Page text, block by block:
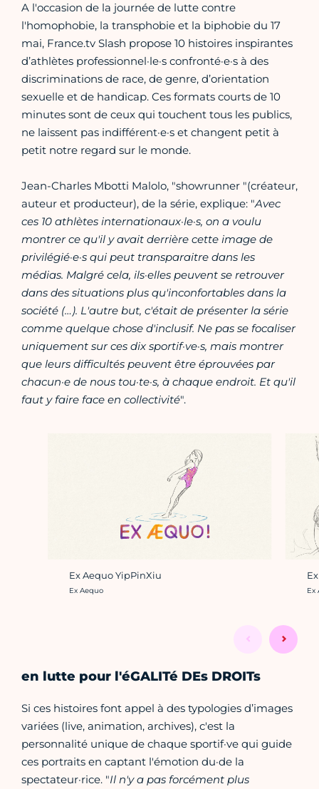
A l'occasion de la journée de lutte contre
l'homophobie, la transphobie et la biphobie du 17
mai, France.tv Slash propose 10 histoires inspirantes
d’athlètes professionnel·le·s confronté·e·s à des
discriminations de race, de genre, d’orientation
sexuelle et de handicap. Ces formats courts de 10
minutes sont de ceux qui touchent tous les publics,
ne laissent pas indifférent·e·s et changent petit à
petit notre regard sur le monde.
Jean-Charles Mbotti Malolo, "showrunner "(créateur,
auteur et producteur), de la série, explique: "Avec
ces 10 athlètes internationaux·le·s, on a voulu
montrer ce qu'il y avait derrière cette image de
privilégié·e·s qui peut transparaitre dans les
médias. Malgré cela, ils·elles peuvent se retrouver
dans des situations plus qu'inconfortables dans la
société (…). L'autre but, c'était de présenter la série
comme quelque chose d'inclusif. Ne pas se focaliser
uniquement sur ces dix sportif·ve·s, mais montrer
que leurs difficultés peuvent être éprouvées par
chacun·e de nous tou·te·s, à chaque endroit. Et qu'il
faut y faire face en collectivité".
Ex Aequo YipPinXiu
Crédit photo :
Ex Aequo Ex
en lutte pour l'éGALITé DEs DROITs
Si ces histoires font appel à des typologies d’images
variées (live, animation, archives), c'est la
personnalité unique de chaque sportif·ve qui guide
ces portraits en captant l'émotion du·de la
spectateur·rice. "Il n'y a pas forcément plus